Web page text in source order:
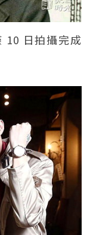
10 日拍攝完成